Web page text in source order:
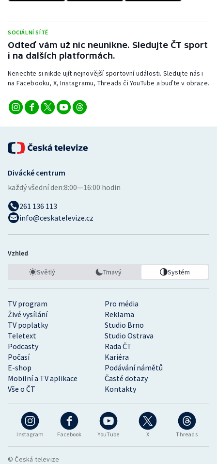
SOCIÁLNÍ SÍTĚ
Odteď vám už nic neunikne. Sledujte ČT sport
i na dalších platformách.
Nenechte si nikde ujít nejnovější sportovní události. Sledujte nás i
na Facebooku, X, Instagramu, Threads či YouTube a buďte v obraze.
Instagram Facebook YouTube X Threads
TV program
Pro média
Živé vysílání
Reklama
TV poplatky
Studio Brno
Teletext
Studio Ostrava
Podcasty
Rada ČT
Počasí
Kariéra
E-shop
Podávání námětů
Mobilní a TV aplikace
Časté dotazy
Vše o ČT
Kontakty
Divácké centrum
každý všední den:8:00—16:00 hodin
261 136 113
info@ceskatelevize.cz
Vzhled
Světlý Tmavý Systém
© Česká televize